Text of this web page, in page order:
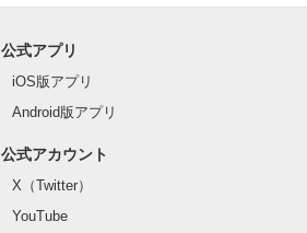
公式アプリ
iOS版アプリ
Android版アプリ
公式アカウント
X（Twitter）
YouTube